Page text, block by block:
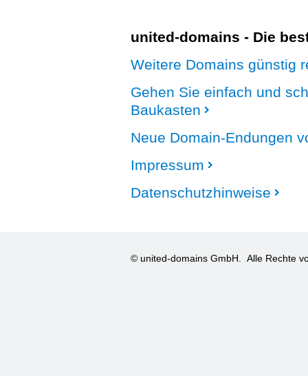
united-domains - Die
Weitere Domains günstig
Gehen Sie einfach und
Baukasten
Neue Domain-Endungen
Impressum
Datenschutzhinweise
© united-domains GmbH. Alle Rechte